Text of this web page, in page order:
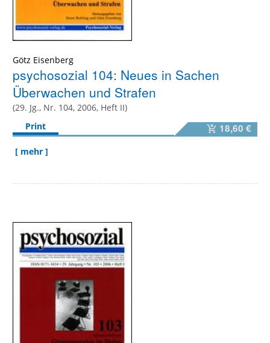
Götz Eisenberg
psychosozial 104: Neues in Sachen
Überwachen und Strafen
(29. Jg., Nr. 104, 2006, Heft II)
Print
18,60 €
[ mehr ]